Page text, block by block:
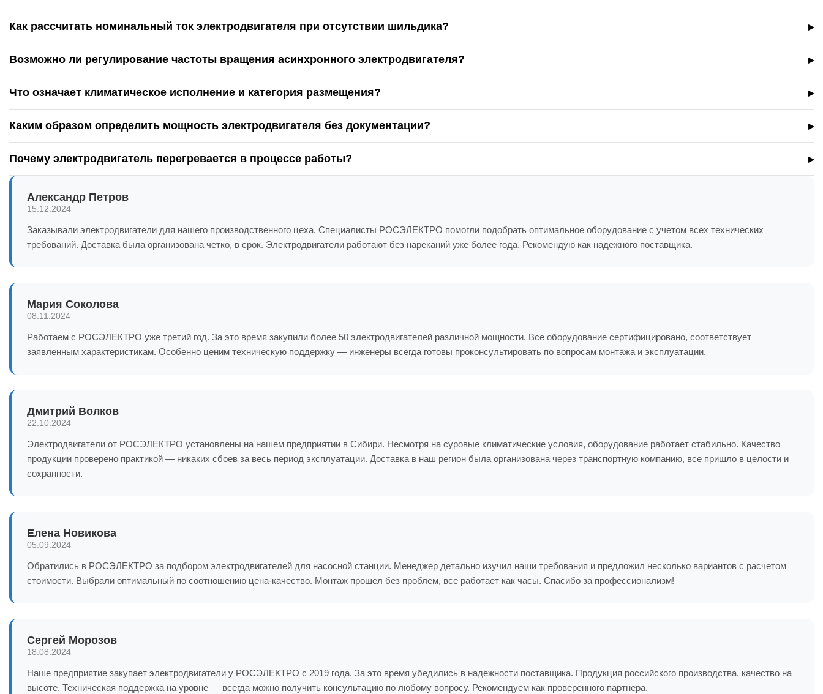
Как рассчитать номинальный ток электродвигателя при отсутствии шильдика?
Возможно ли регулирование частоты вращения асинхронного электродвигателя?
Что означает климатическое исполнение и категория размещения?
Каким образом определить мощность электродвигателя без документации?
Почему электродвигатель перегревается в процессе работы?
Александр Петров
15.12.2024
Заказывали электродвигатели для нашего производственного цеха. Специалисты РОСЭЛЕКТРО помогли подобрать оптимальное оборудование с учетом всех технических
требований. Доставка была организована четко, в срок. Электродвигатели работают без нареканий уже более года. Рекомендую как надежного поставщика.
Мария Соколова
08.11.2024
Работаем с РОСЭЛЕКТРО уже третий год. За это время закупили более 50 электродвигателей различной мощности. Все оборудование сертифицировано, соответствует
заявленным характеристикам. Особенно ценим техническую поддержку — инженеры всегда готовы проконсультировать по вопросам монтажа и эксплуатации.
Дмитрий Волков
22.10.2024
Электродвигатели от РОСЭЛЕКТРО установлены на нашем предприятии в Сибири. Несмотря на суровые климатические условия, оборудование работает стабильно. Качество
продукции проверено практикой — никаких сбоев за весь период эксплуатации. Доставка в наш регион была организована через транспортную компанию, все пришло в целости и
сохранности.
Елена Новикова
05.09.2024
Обратились в РОСЭЛЕКТРО за подбором электродвигателей для насосной станции. Менеджер детально изучил наши требования и предложил несколько вариантов с расчетом
стоимости. Выбрали оптимальный по соотношению цена-качество. Монтаж прошел без проблем, все работает как часы. Спасибо за профессионализм!
Сергей Морозов
18.08.2024
Наше предприятие закупает электродвигатели у РОСЭЛЕКТРО с 2019 года. За это время убедились в надежности поставщика. Продукция российского производства, качество на
высоте. Техническая поддержка на уровне — всегда можно получить консультацию по любому вопросу. Рекомендуем как проверенного партнера.